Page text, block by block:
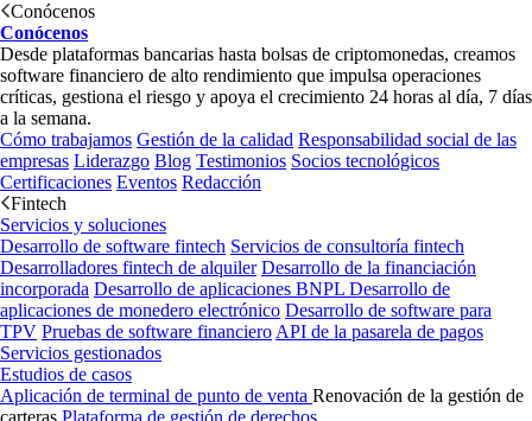
Conócenos
Conócenos
Desde plataformas bancarias hasta bolsas de criptomonedas, creamos
software financiero de alto rendimiento que impulsa operaciones
críticas, gestiona el riesgo y apoya el crecimiento 24 horas al día, 7 días
a la semana.
Cómo trabajamos Gestión de la calidad Responsabilidad social de las
empresas Liderazgo Blog Testimonios Socios tecnológicos
Certificaciones Eventos Redacción
Fintech
Servicios y soluciones
Desarrollo de software fintech Servicios de consultoría fintech
Desarrolladores fintech de alquiler Desarrollo de la financiación
incorporada Desarrollo de aplicaciones BNPL Desarrollo de
aplicaciones de monedero electrónico Desarrollo de software para
TPV Pruebas de software financiero API de la pasarela de pagos
Servicios gestionados
Estudios de casos
Aplicación de terminal de punto de venta Renovación de la gestión de
carteras Plataforma de gestión de derechos